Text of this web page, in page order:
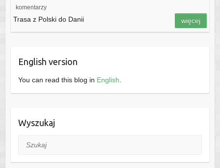
komentarzy
Trasa z Polski do Danii więcej
English version
You can read this blog in English
Wyszukaj
Szukaj